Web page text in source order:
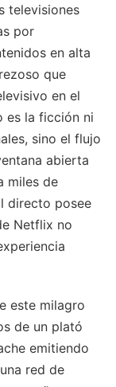
televisiones
por
en alta
que
en el
es la ficción ni
sino el flujo
abierta
miles de
directo posee
Netflix no
este milagro
de un plató
emitiendo
red de